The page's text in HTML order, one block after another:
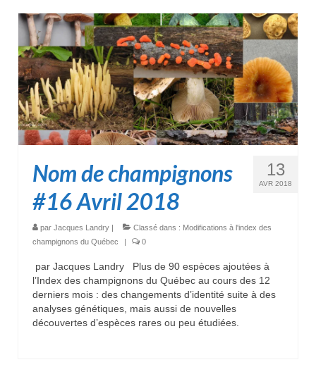
13
AVR 2018
Nom de champignons
#16 Avril 2018
par Jacques Landry Classé dans : Modifications à l'index des
champignons du Québec
0
par Jacques Landry Plus de 90 espèces ajoutées à
l’Index des champignons du Québec au cours des 12
derniers mois : des changements d’identité suite à des
analyses génétiques, mais aussi de nouvelles
découvertes d’espèces rares ou peu étudiées.